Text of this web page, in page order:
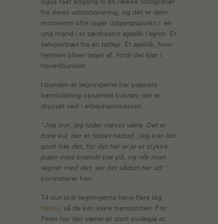
fra deres udstationering, og det er dem
motiverne ofte tager udgangspunkt i: en
ung mand i et tænksomt øjeblik i lejren. Et
selvportræt fra en teltlejr. Et øjeblik, hvor
hjelmen bliver taget af, fordi det klør i
hovedbunden.
I bunden at tegningerne har papirets
kantfoldning opsamlet kulstøv, der er
drysset ned i arbejdsprocessen.
”Jeg tror, jeg lader støvet være. Det er
bare kul, der er faldet nedad. Jeg kan lidt
godt lide det, for det her er jo et stykke
papir med brændt træ på, og når man
tegner med det, ser det sådan her ud,”
konstaterer han.
Til slut skal tegningerne have flere lag
fixativ, så de kan klare transporten. For
Peter har det været et stort pivilegie at